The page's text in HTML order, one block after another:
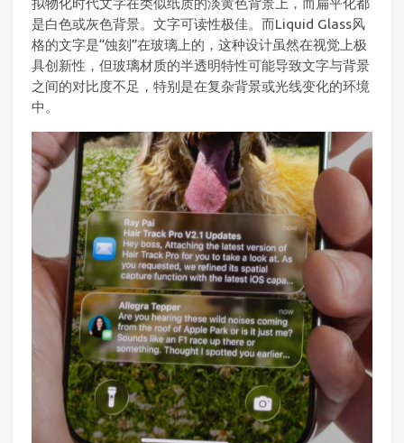
拟物化时代文字在类似纸质的淡黄色背景上，而扁平化都
是白色或灰色背景。文字可读性极佳。而Liquid Glass风
格的文字是“蚀刻”在玻璃上的，这种设计虽然在视觉上极
具创新性，但玻璃材质的半透明特性可能导致文字与背景
之间的对比度不足，特别是在复杂背景或光线变化的环境
中。